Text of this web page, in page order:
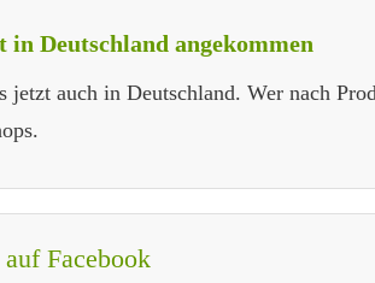
in Deutschland angekommen
jetzt auch in Deutschland. Wer nach
Facebook